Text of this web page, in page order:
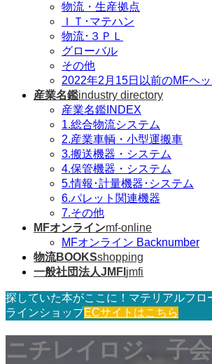
物流・生産拠点
ＩＴ･マテハン
物流･３ＰＬ
グローバル
その他
2022年2月15日以前のMFヘ
産業名鑑industry directory
産業名鑑INDEX
1.総合物流システム
2.産業車輌・小型運搬車
3.搬送機器・システム
4.保管機器・システム
5.情報･計量機器･システム
6.パレット関連機器
7.その他
MFオンラインmf-online
MFオンライン Backnumber
物流BOOKSshopping
一般社団法人JMFI jmfi
探していた本がここに！マテリアルフロ
ラインショップECサイトはこちら
ニチレイロジ、子